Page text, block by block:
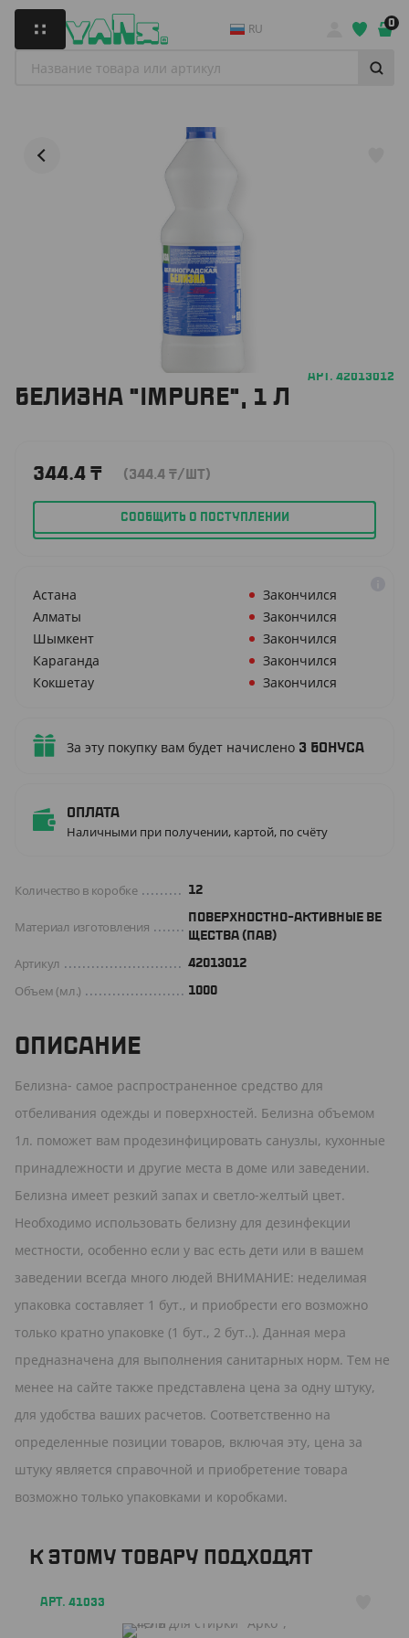
RU 0
БЕЛИЗНА "IMPURE", 1 Л
АРТ. 42013012
344.4 ₸ (344.4 ₸/ШТ)
СООБЩИТЬ О ПОСТУПЛЕНИИ
Астана
Закончился
Алматы
Закончился
Шымкент
Закончился
Караганда
Закончился
Кокшетау
Закончился
За эту покупку вам будет начислено 3 бонуса
Оплата
Наличными при получении, картой, по счёту
Количество в коробке 12
Материал изготовления
ПОВЕРХНОСТНО-АКТИВНЫЕ ВЕ
ЩЕСТВА (ПАВ)
Артикул 42013012
Объем (мл.) 1000
ОПИСАНИЕ
Белизна- самое распространенное средство для
отбеливания одежды и поверхностей. Белизна объемом
1л. поможет вам продезинфицировать санузлы, кухонные
принадлежности и другие места в доме или заведении.
Белизна имеет резкий запах и светло-желтый цвет.
Необходимо использовать белизну для дезинфекции
местности, особенно если у вас есть дети или в вашем
заведении всегда много людей ВНИМАНИЕ: неделимая
упаковка составляет 1 бут., и приобрести его возможно
только кратно упаковке (1 бут., 2 бут..). Данная мера
предназначена для выполнения санитарных норм. Тем не
менее на сайте также представлена цена за одну штуку,
для удобства ваших расчетов. Соответственно на
определенные позиции товаров, включая эту, цена за
штуку является справочной и приобретение товара
возможно только упаковками и коробками.
К ЭТОМУ ТОВАРУ ПОДХОДЯТ
АРТ. 41033